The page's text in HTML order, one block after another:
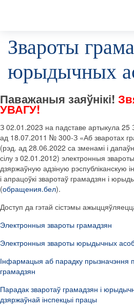
Звароты
юрыдычных
Паважаныя заяўнікі!
УВАГУ!
З 02.01.2023 на падставе артыкула 25
ад 18.07.2011 № 300-З «Аб зваротах
(рэд. ад 28.06.2022 са зменамі і
сілу з 02.01.2012) электронныя
дзяржаўную адзіную рэспубліканскую
і апрацоўкі зваротаў грамадзян і
(обращения.бел).
Доступ да гэтай сістэмы
Электронныя звароты грамадзян
Электронныя звароты юрыдычных
Інфармацыя аб парадку прызначэння
грамадзян
Парадак зваротаў грамадзян і
дзяржаўнай інспекцыі працы